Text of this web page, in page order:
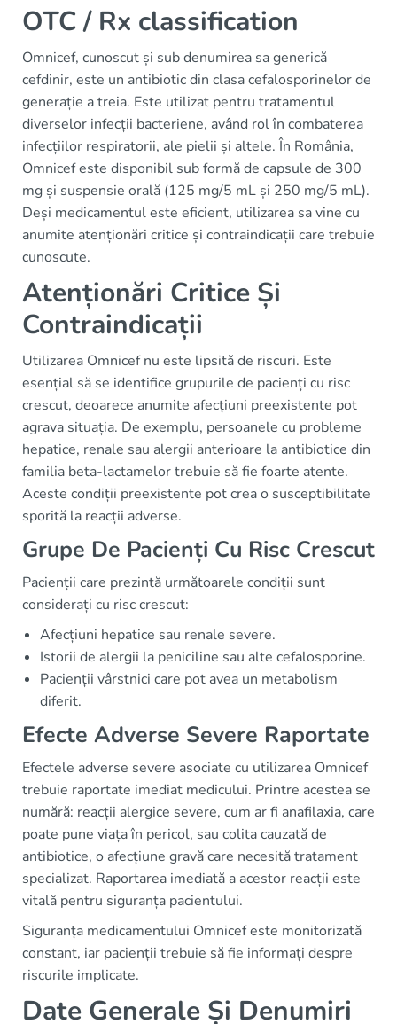
OTC / Rx classification
Omnicef, cunoscut și sub denumirea sa generică
cefdinir, este un antibiotic din clasa cefalosporinelor de
generație a treia. Este utilizat pentru tratamentul
diverselor infecții bacteriene, având rol în combaterea
infecțiilor respiratorii, ale pielii și altele. În România,
Omnicef este disponibil sub formă de capsule de 300
mg și suspensie orală (125 mg/5 mL și 250 mg/5 mL).
Deși medicamentul este eficient, utilizarea sa vine cu
anumite atenționări critice și contraindicații care trebuie
cunoscute.
Atenționări Critice Și
Contraindicații
Utilizarea Omnicef nu este lipsită de riscuri. Este
esențial să se identifice grupurile de pacienți cu risc
crescut, deoarece anumite afecțiuni preexistente pot
agrava situația. De exemplu, persoanele cu probleme
hepatice, renale sau alergii anterioare la antibiotice din
familia beta-lactamelor trebuie să fie foarte atente.
Aceste condiții preexistente pot crea o susceptibilitate
sporită la reacții adverse.
Grupe De Pacienți Cu Risc Crescut
Pacienții care prezintă următoarele condiții sunt
considerați cu risc crescut:
Afecțiuni hepatice sau renale severe.
Istorii de alergii la peniciline sau alte cefalosporine.
Pacienții vârstnici care pot avea un metabolism
diferit.
Efecte Adverse Severe Raportate
Efectele adverse severe asociate cu utilizarea Omnicef
trebuie raportate imediat medicului. Printre acestea se
numără: reacții alergice severe, cum ar fi anafilaxia, care
poate pune viața în pericol, sau colita cauzată de
antibiotice, o afecțiune gravă care necesită tratament
specializat. Raportarea imediată a acestor reacții este
vitală pentru siguranța pacientului.
Siguranța medicamentului Omnicef este monitorizată
constant, iar pacienții trebuie să fie informați despre
riscurile implicate.
Date Generale Și Denumiri